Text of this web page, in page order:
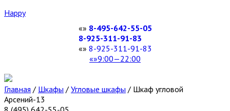
Happy
8-495-642-55-05
8-925-311-91-83
8-925-311-91-83
9:00—22:00
Главная / Шкафы / Угловые шкафы / Шкаф угловой
Арсений-13